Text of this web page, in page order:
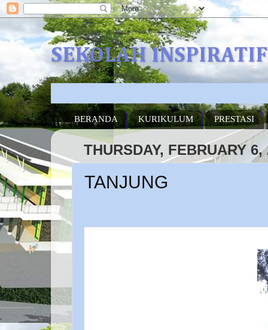
SEKOLAH
BERANDA KURIKULUM PRESTASI
THURSDAY, FEBRUARY 6,
TANJUNG